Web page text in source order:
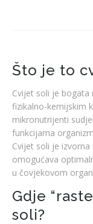
Što je to
Cvijet soli je bogata
fizikalno-kemijskim
mikronutrijenti
funkcijama
Cvijet soli je
omogućava
u čovjekovom
Gdje
soli?